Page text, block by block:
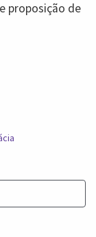
proposição de